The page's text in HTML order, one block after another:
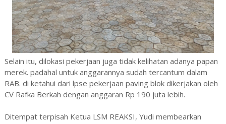
Selain itu, dilokasi pekerjaan juga tidak kelihatan adanya papan
merek. padahal untuk anggarannya sudah tercantum dalam
RAB. di ketahui dari lpse pekerjaan paving blok dikerjakan oleh
CV Rafka Berkah dengan anggaran Rp 190 juta lebih.
Ditempat terpisah Ketua LSM REAKSI, Yudi membearkan